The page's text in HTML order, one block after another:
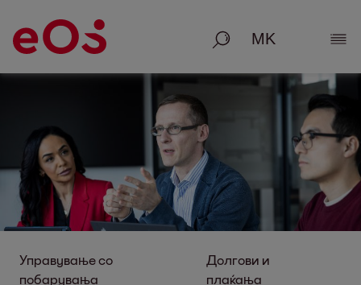
Пребарување
Управување со
побарувања
Долгови и
плаќања